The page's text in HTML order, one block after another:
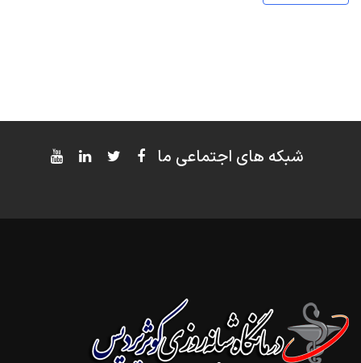
شبکه های اجتماعی ما